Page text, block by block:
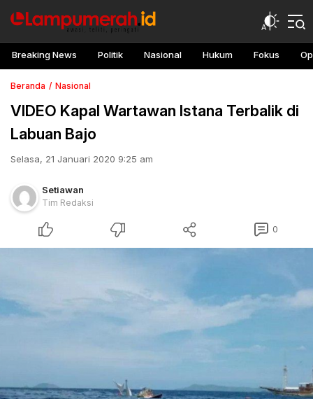
Breaking News Politik Nasional Hukum Fokus
Beranda Nasional
VIDEO Kapal Wartawan Istana Terbalik di
Labuan Bajo
Selasa, 21 Januari 2020 9:25 am
Setiawan
Tim Redaksi
0